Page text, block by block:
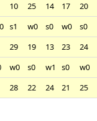
10 25 14 17
20
s1 w0 s0 w0
s0
29 19 13 23
24
w0 s0 w1 s0
w0
28 22 24 21 25